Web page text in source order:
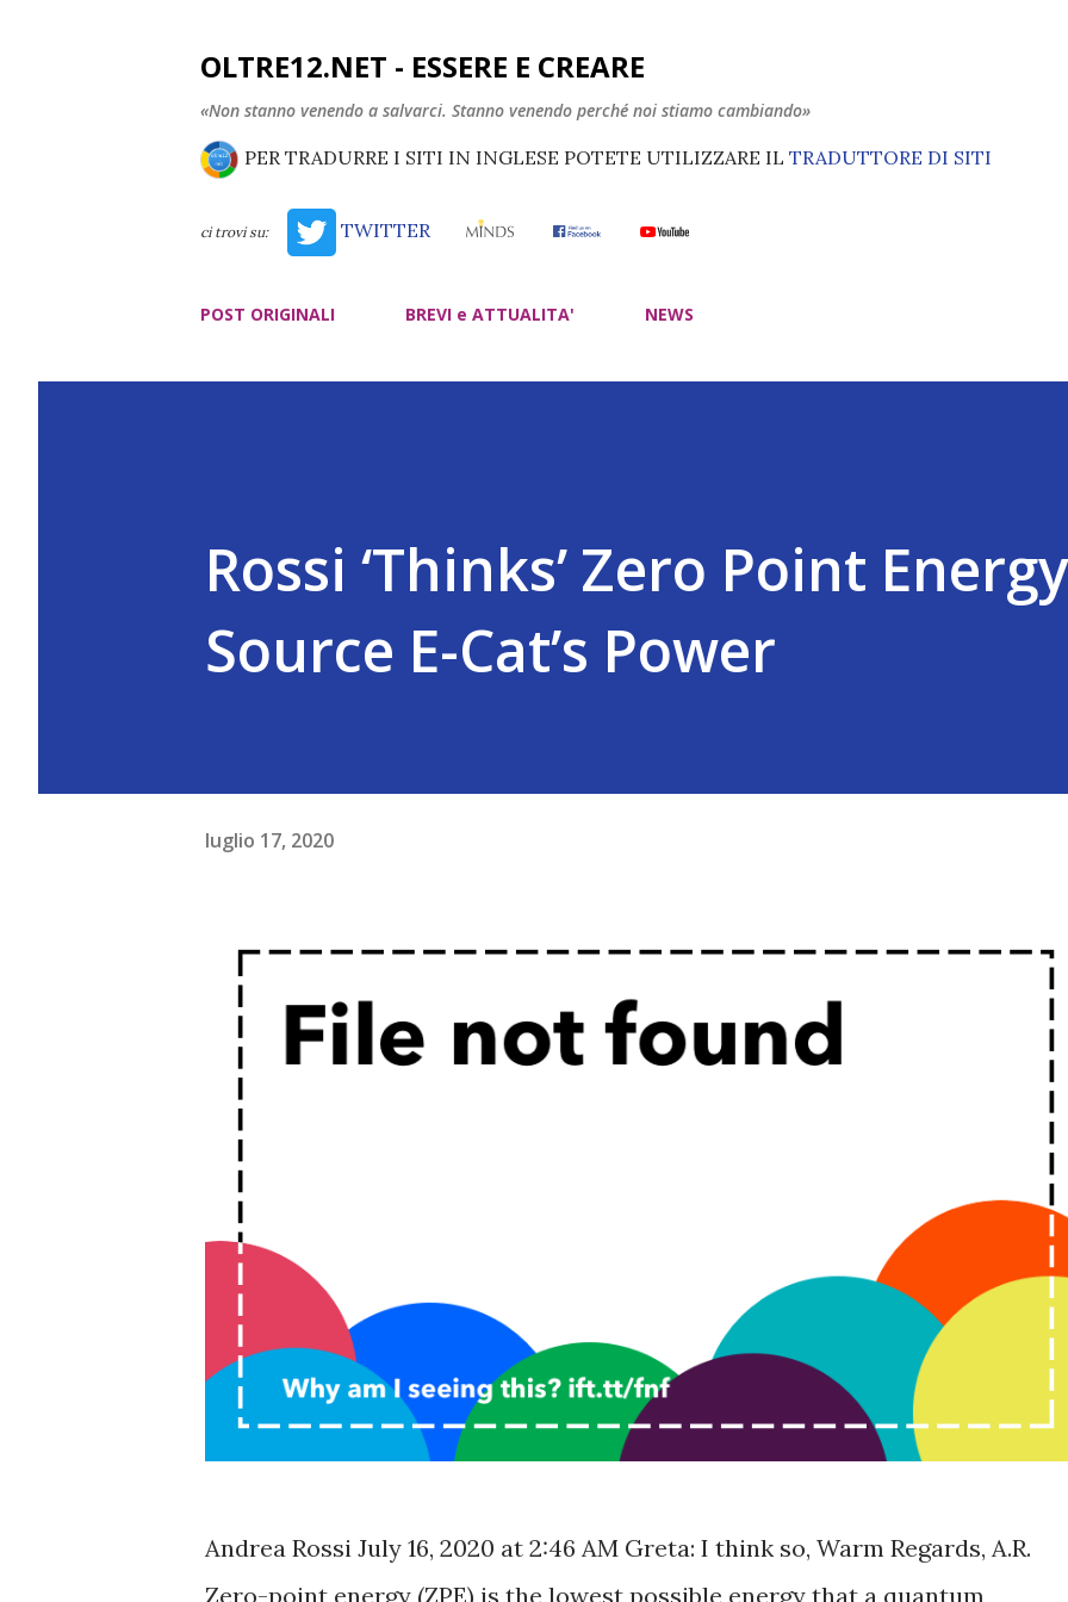
OLTRE12.NET - ESSERE E CREARE
«Non stanno venendo a salvarci. Stanno venendo perché noi stiamo cambiando»
PER TRADURRE I SITI IN INGLESE POTETE UTILIZZARE IL TRADUTTORE DI SITI
ci trovi su: TWITTER
POST ORIGINALI BREVI e ATTUALITA' NEWS
Rossi ‘Thinks’ Zero Point
Source E-Cat’s Power
luglio 17, 2020
Andrea Rossi July 16, 2020 at 2:46 AM Greta: I think so, Warm Regards, A.R.
Zero-point energy (ZPE) is the lowest possible energy that a quantum